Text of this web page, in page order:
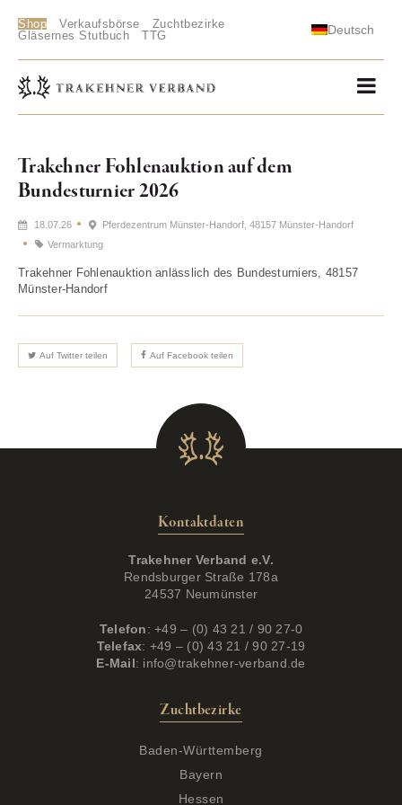
Shop Verkaufsbörse
Zuchtbezirke
Gläsernes Stutbuch
TTG Deutsch
Trakehner Fohlenauktion auf dem
Bundesturnier 2026
18.07.26
Pferdezentrum Münster-Handorf, 48157 Münster-Handorf
Vermarktung
Trakehner Fohlenauktion anlässlich des Bundesturniers, 48157
Münster-Handorf
Auf Twitter teilen Auf Facebook teilen
Kontaktdaten
Trakehner Verband e.V.
Rendsburger Straße 178a
24537 Neumünster
Telefon: +49 – (0) 43 21 / 90 27-0
Telefax: +49 – (0) 43 21 / 90 27-19
E-Mail: info@trakehner-verband.de
Zuchtbezirke
Baden-Württemberg
Bayern
Hessen